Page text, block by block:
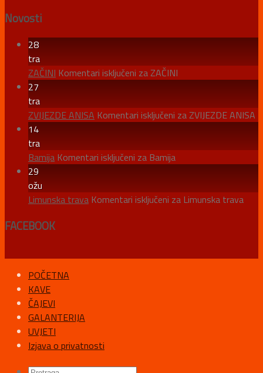
Novosti
28
tra
ZAČINI Komentari isključeni za ZAČINI
27
tra
ZVIJEZDE ANISA Komentari isključeni za ZVIJEZDE ANISA
14
tra
Bamija Komentari isključeni za Bamija
29
ožu
Limunska trava Komentari isključeni za Limunska trava
FACEBOOK
POČETNA
KAVE
ČAJEVI
GALANTERIJA
UVJETI
Izjava o privatnosti